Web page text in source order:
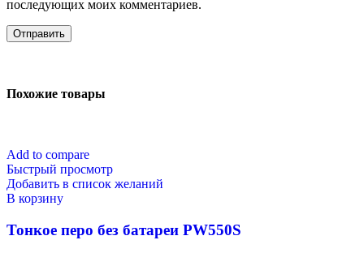
последующих моих комментариев.
Похожие товары
Add to compare
Быстрый просмотр
Добавить в список желаний
В корзину
Тонкое перо без батареи PW550S